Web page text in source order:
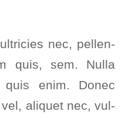
nec, pel­len­
quis, sem. Nulla
quis enim. Donec
ali­quet nec, vul­